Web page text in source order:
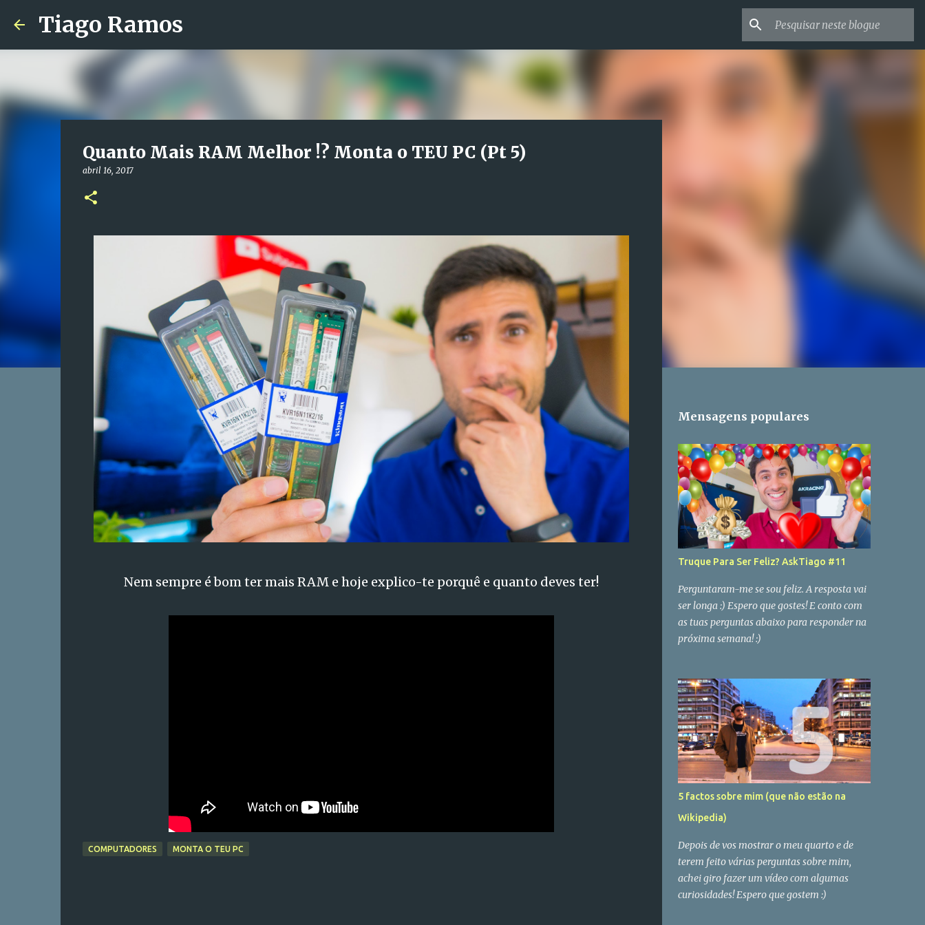
Tiago Ramos
Quanto Mais RAM Melhor !? Monta o TEU PC (Pt 5)
abril 16, 2017
Nem sempre é bom ter mais RAM e hoje explico-te porquê e quanto deves ter!
COMPUTADORES MONTA O TEU PC
Mensagens populares
Truque Para Ser Feliz? AskTiago #11
Perguntaram-me se sou feliz. A resposta vai
ser longa :) Espero que gostes! E conto com
as tuas perguntas abaixo para responder na
próxima semana! :)
5 factos sobre mim (que não estão na
Wikipedia)
Depois de vos mostrar o meu quarto e de
terem feito várias perguntas sobre mim,
achei giro fazer um vídeo com algumas
curiosidades! Espero que gostem :)